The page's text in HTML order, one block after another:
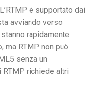
L’RTMP è supportato dai
avviando verso
rapidamente
ma RTMP non può
senza un
RTMP richiede altri